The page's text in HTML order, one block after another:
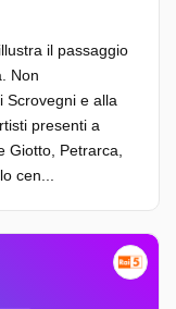
il passaggio
Non
Scrovegni e alla
presenti a
Giotto, Petrarca,
cen...